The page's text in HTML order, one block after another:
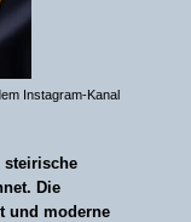
Instagram-Kanal
steirische
Die
und moderne